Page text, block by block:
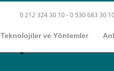
0 212 324 30 10 - 0 530 683 30
Teknolojiler ve Yöntemler